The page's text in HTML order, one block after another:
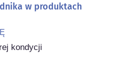
w produktach
kondycji